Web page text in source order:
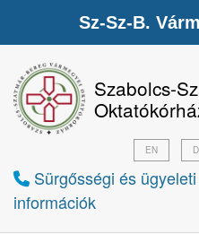
Szabolcs-
Sürgősségi és ügyeleti
információk
EN
Sz-Sz-B.